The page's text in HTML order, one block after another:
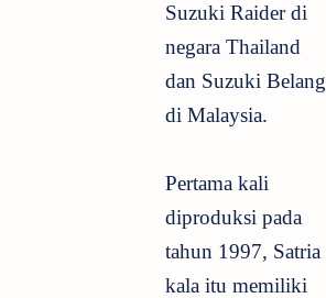
Suzuki Raider di
negara Thailand
dan Suzuki Belang
di Malaysia.
Pertama kali
diproduksi pada
tahun 1997, Satria
kala itu memiliki